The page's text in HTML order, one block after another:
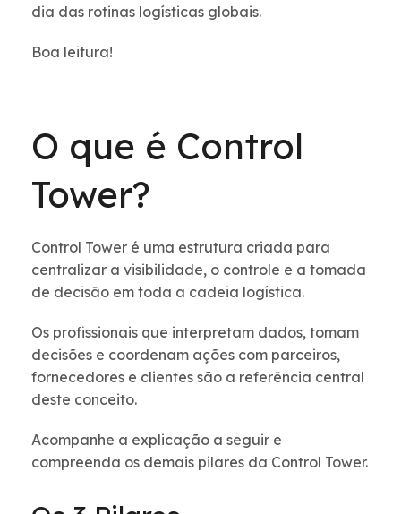
dia das rotinas logísticas globais.
Boa leitura!
O que é Control
Tower?
Control Tower é uma estrutura criada para
centralizar a visibilidade, o controle e a tomada
de decisão em toda a cadeia logística.
Os profissionais que interpretam dados, tomam
decisões e coordenam ações com parceiros,
fornecedores e clientes são a referência central
deste conceito.
Acompanhe a explicação a seguir e
compreenda os demais pilares da Control Tower.